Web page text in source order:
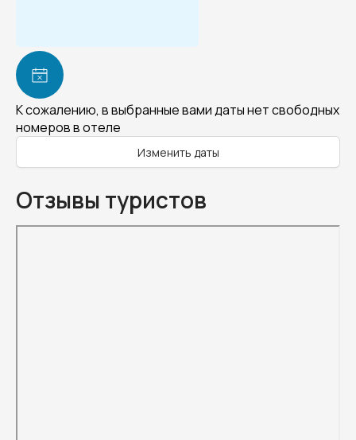
К сожалению, в выбранные вами даты нет свободных
номеров в отеле
Изменить даты
Отзывы туристов